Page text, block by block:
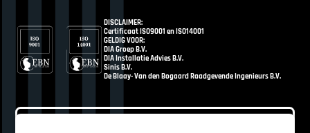
DISCLAIMER:
Certificaat ISO9001 en ISO14001
GELDIG VOOR:
DIA Groep B.V.
DIA Installatie Advies B.V.
Sinis B.V.
De Blaay- Van den Bogaard Raadgevende Ingenieurs B.V.